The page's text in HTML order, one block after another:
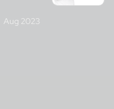
Aug 2023